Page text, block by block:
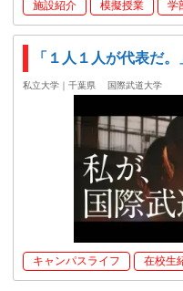
施設紹介
模擬授業 学
「１人１人が代表だ
私立大学｜千葉県 国際武道大学
キャンパスライフ 在校生